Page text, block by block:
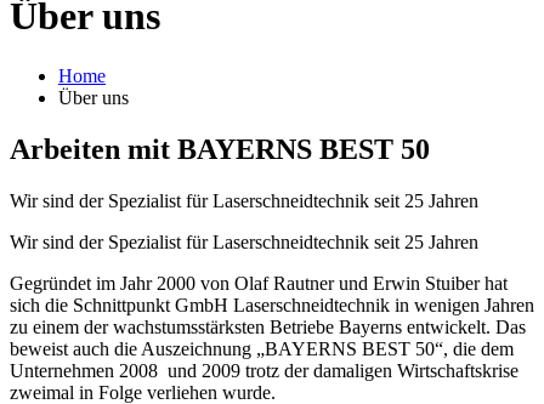
Über uns
Home
Über uns
Arbeiten mit BAYERNS BEST 50
Wir sind der Spezialist für Laserschneidtechnik seit 25 Jahren
Wir sind der Spezialist für Laserschneidtechnik seit 25 Jahren
Gegründet im Jahr 2000 von Olaf Rautner und Erwin Stuiber hat
sich die Schnittpunkt GmbH Laserschneidtechnik in wenigen Jahren
zu einem der wachstumsstärksten Betriebe Bayerns entwickelt. Das
beweist auch die Auszeichnung „BAYERNS BEST 50“, die dem
Unternehmen 2008 und 2009 trotz der damaligen Wirtschaftskrise
zweimal in Folge verliehen wurde.